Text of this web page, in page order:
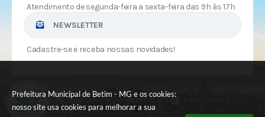
Prefeitura Municipal de Betim - MG e os cookies:
nosso site usa cookies para melhorar a sua
Atendimento de segunda-feira a sexta-feira das 9h às 17h
NEWSLETTER
Cadastre-se e receba nossas novidades!
Versão do Sistema:3.5.3 - 19/06/2026
Portal atualizado em: